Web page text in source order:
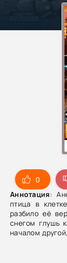
0
Аннотация:
птица в
разбило её
снегом глушь
началом
она
бывшим